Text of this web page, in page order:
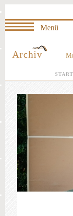
Archiv